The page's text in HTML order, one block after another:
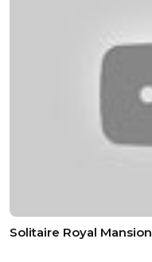
Solitaire Royal Mansion